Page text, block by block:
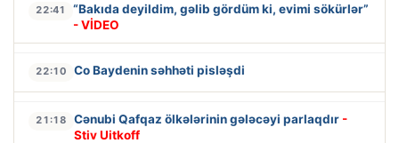
22:41
“Bakıda deyildim, gəlib gördüm ki, evimi sökürlər”
- VİDEO
22:10 Co Baydenin səhhəti pisləşdi
21:18 Cənubi Qafqaz ölkələrinin gələcəyi parlaqdır -
Stiv Uitkoff